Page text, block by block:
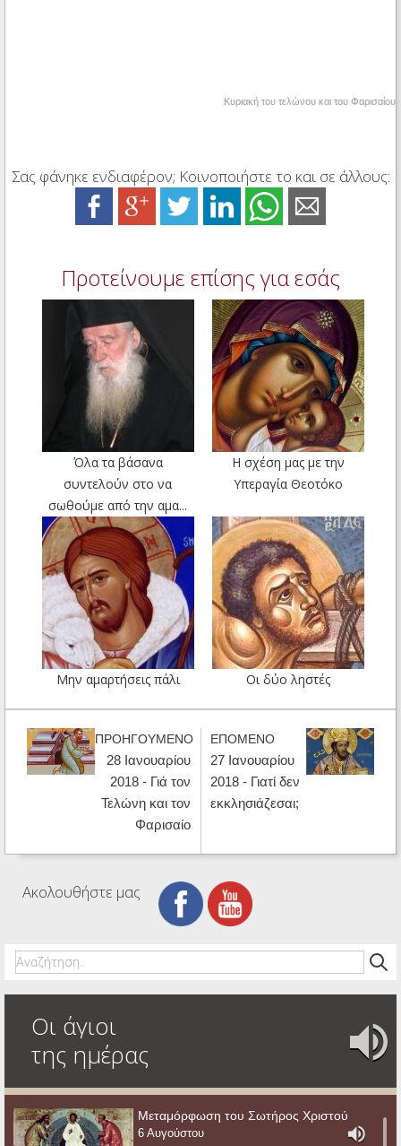
Κυριακή του τελώνου και του Φαρισαίου
Σας φάνηκε ενδιαφέρον; Κοινοποιήστε το και σε άλλους:
Προτείνουμε επίσης για εσάς
Όλα τα βάσανα
συντελούν στο να
σωθούμε από την αμα...
Η σχέση μας με την
Υπεραγία Θεοτόκο
Μην αμαρτήσεις πάλι Οι δύο ληστές
ΠΡΟΗΓΟΥΜΕΝΟ
28 Ιανουαρίου
2018 - Γιά τον
Τελώνη και τον
Φαρισαίο
ΕΠΟΜΕΝΟ
27 Ιανουαρίου
2018 - Γιατί δεν
εκκλησιάζεσαι;
Ακολουθήστε μας
Οι άγιοι
της ημέρας
Μεταμόρφωση του Σωτήρος Χριστού
6 Αυγούστου